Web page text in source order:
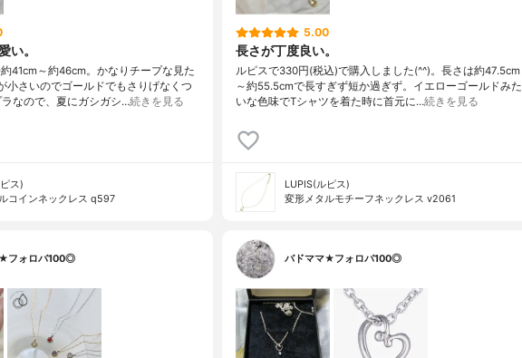
い。
41cm～約46cm。かなりチープな見た
小さいのでゴールドでもさりげなくつ
なので、夏にガシガシ…続きを見る
ス)
コインネックレス q597
5.00
長さが丁度良い。
ルピスで330円(税込)で購入しました(^^)。長さは約47.5cm
～約55.5cmで長すぎず短か過ぎず。イエローゴールドみた
いな色味でTシャツを着た時に首元に…続きを見る
LUPIS(ルピス)
変形メタルモチーフネックレス v2061
フォロバ100◎ バドママ★フォロバ100◎